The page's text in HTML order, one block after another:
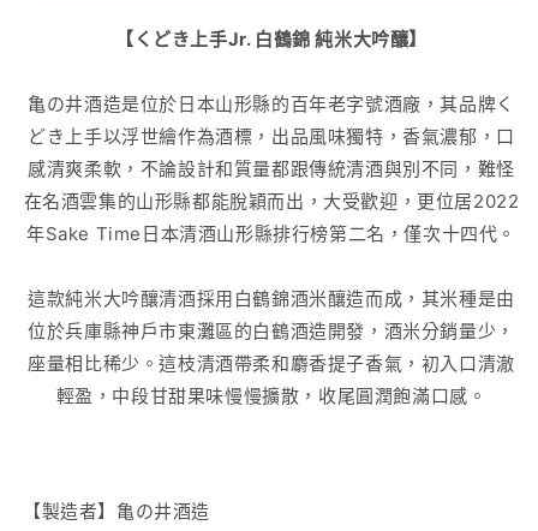
減
少
數
增
加
【くどき上手Jr. 白鶴錦 純米大吟釀】
亀の井酒造是位於日本山形縣的百年老字號酒廠，其品牌く
どき上手以浮世繪作為酒標，出品風味獨特，香氣濃郁，口
感清爽柔軟，不論設計和質量都跟傳統清酒與別不同，難怪
在名酒雲集的山形縣都能脫穎而出，大受歡迎，更位居2022
年Sake Time日本清酒山形縣排行榜第二名，僅次十四代。
這款純米大吟釀清酒採用白鶴錦酒米釀造而成，其米種是由
位於兵庫縣神戶市東灘區的白鶴酒造開發，酒米分銷量少，
座量相比稀少。這枝清酒帶柔和麝香提子香氣，初入口清澈
輕盈，中段甘甜果味慢慢擴散，收尾圓潤飽滿口感。
【製造者】亀の井酒造